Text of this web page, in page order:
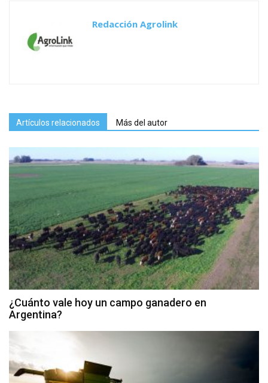
Redacción Agrolink
Artículos relacionados Más del autor
¿Cuánto vale hoy un campo ganadero en
Argentina?